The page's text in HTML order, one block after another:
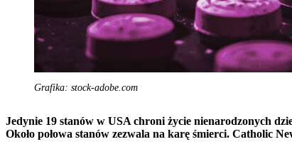
Grafika: stock-adobe.com
Jedynie 19 stanów w USA chroni życie nienarodzonych
Około połowa stanów zezwala na karę śmierci. Catholic